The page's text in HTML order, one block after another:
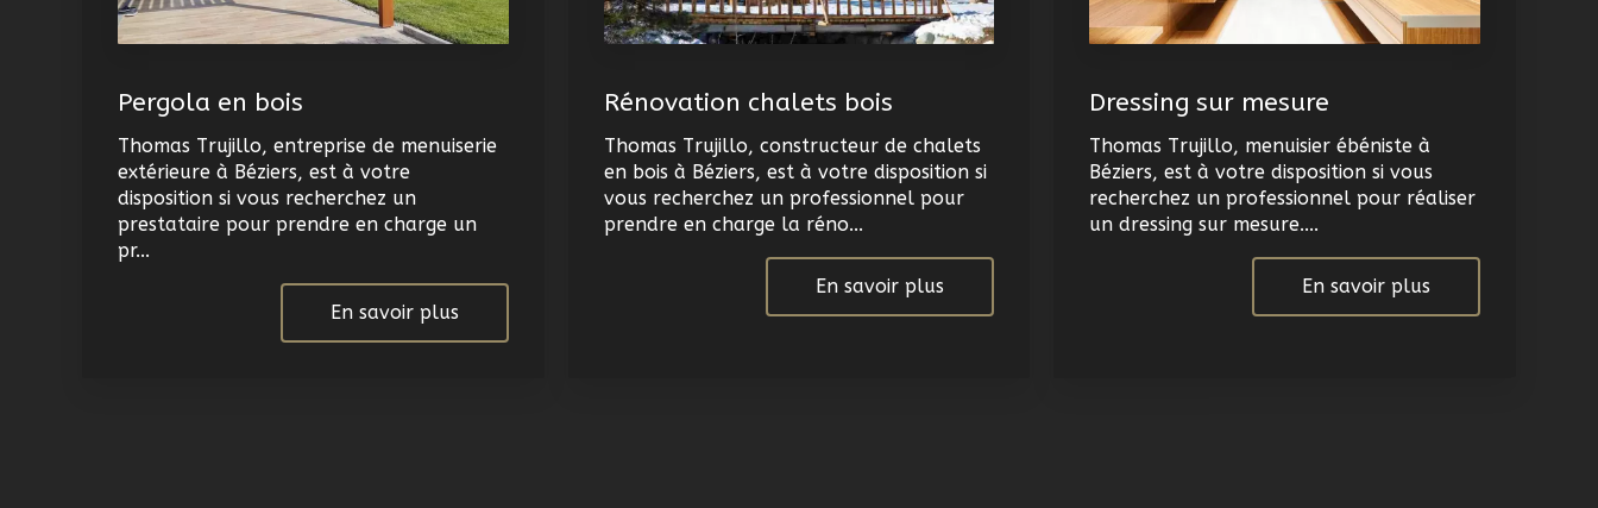
Pergola en bois
Thomas Trujillo, entreprise de menuiserie
extérieure à Béziers, est à votre
disposition si vous recherchez un
prestataire pour prendre en charge un
pr...
En savoir plus
Rénovation chalets bois
Thomas Trujillo, constructeur de chalets
en bois à Béziers, est à votre disposition si
vous recherchez un professionnel pour
prendre en charge la réno...
En savoir plus
Dressing sur mesure
Thomas Trujillo, menuisier ébéniste à
Béziers, est à votre disposition si vous
recherchez un professionnel pour réaliser
un dressing sur mesure....
En savoir plus